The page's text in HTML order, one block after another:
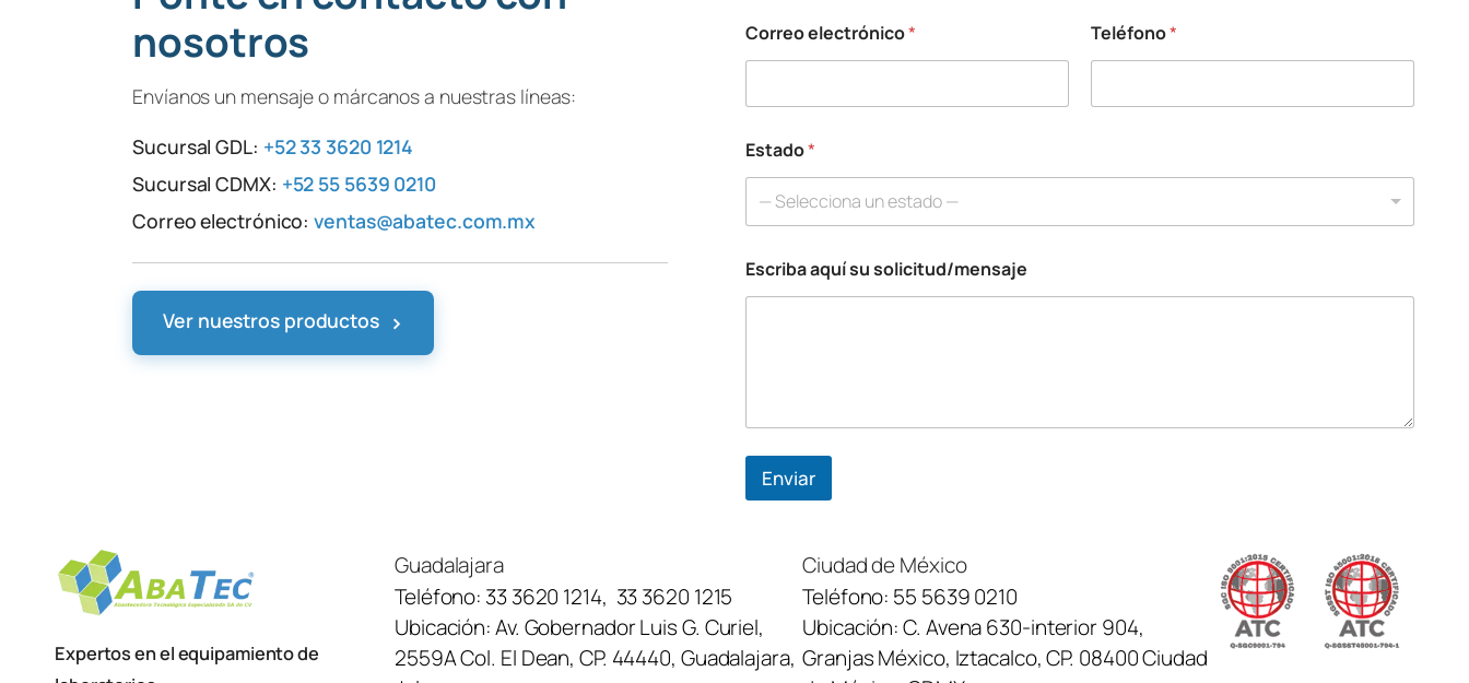
nosotros
Envíanos un mensaje o márcanos a nuestras líneas:
Sucursal GDL: +52 33 3620 1214
Sucursal CDMX: +52 55 5639 0210
Correo electrónico:ventas@abatec.com.mx
Ver nuestros productos ›
T
e
é
o
n
q
í
*
Correo electrónico* Teléfono*
Estado*
— Selecciona un estado —
Escriba aquí su solicitud/mensaje
Enviar
Expertos en el equipamiento de
Guadalajara
Teléfono: 33 3620 1214, 33 3620 1215
Ubicación:Av. Gobernador Luis G. Curiel,
2559A Col. El Dean, CP. 44440, Guadalajara,
Ciudad de México
Teléfono: 55 5639 0210
Ubicación:C. Avena 630-interior 904,
Granjas México, Iztacalco, CP. 08400 Ciudad